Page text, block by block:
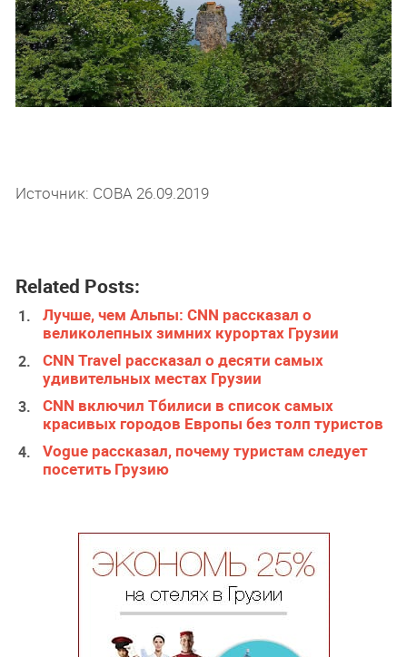
Источник: СОВА 26.09.2019
Related Posts:
Лучше, чем Альпы: CNN рассказал о
великолепных зимних курортах Грузии
CNN Travel рассказал о десяти самых
удивительных местах Грузии
CNN включил Тбилиси в список самых
красивых городов Европы без толп туристов
Vogue рассказал, почему туристам следует
посетить Грузию